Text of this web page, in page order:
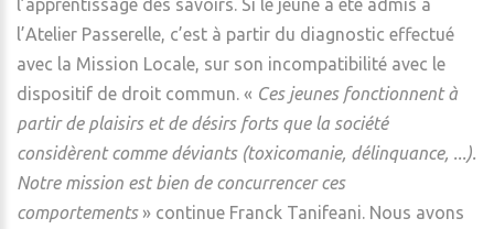
l’apprentissage des savoirs. Si le jeune a été admis à
l’Atelier Passerelle, c’est à partir du diagnostic effectué
avec la Mission Locale, sur son incompatibilité avec le
dispositif de droit commun. « Ces jeunes fonctionnent à
partir de plaisirs et de désirs forts que la société
considèrent comme déviants (toxicomanie, délinquance, ...).
Notre mission est bien de concurrencer ces
comportements» continue Franck Tanifeani. Nous avons